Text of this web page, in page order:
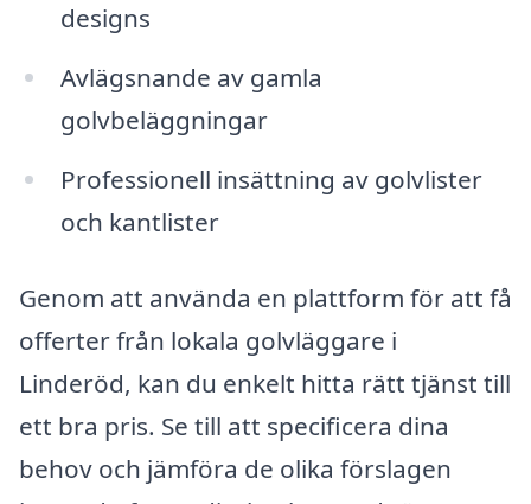
designs
Avlägsnande av gamla
golvbeläggningar
Professionell insättning av golvlister
och kantlister
Genom att använda en plattform för att få
offerter från lokala golvläggare i
Linderöd, kan du enkelt hitta rätt tjänst till
ett bra pris. Se till att specificera dina
behov och jämföra de olika förslagen